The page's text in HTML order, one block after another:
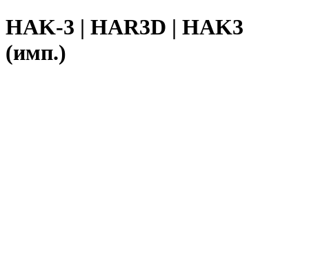
HAK-3 | HAR3D | HAK3
(имп.)